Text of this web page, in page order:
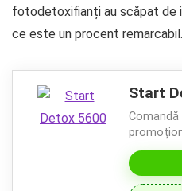
fotodetoxifianți au scăpat de
ce este un procent remarcabil.
Start